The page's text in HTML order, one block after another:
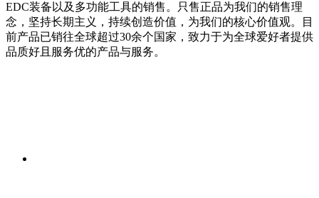
EDC装备以及多功能工具的销售。只售正品为我们的销售理
念，坚持长期主义，持续创造价值，为我们的核心价值观。目
前产品已销往全球超过30余个国家，致力于为全球爱好者提供
品质好且服务优的产品与服务。